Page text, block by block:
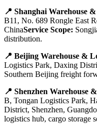
📍 Shanghai Warehouse
B11, No. 689 Rongle East
ChinaService Scope:
distribution.
📍 Beijing Warehouse &
Logistics Park, Daxing
Southern Beijing freight
📍 Shenzhen Warehouse
B, Tongan Logistics Park,
District, Shenzhen,
logistics hub, cargo storage